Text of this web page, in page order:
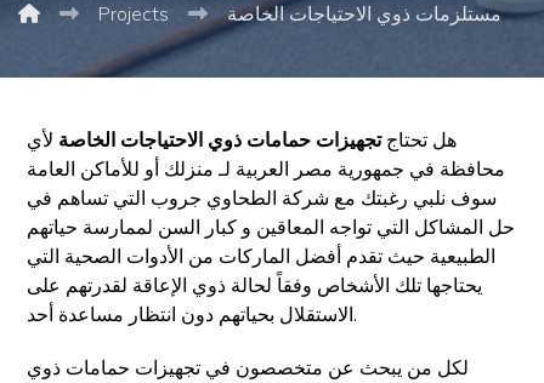
Projects مستلزمات ذوي الاحتياجات الخاصة
هل تحتاجتجهيزات حمامات ذوي الاحتياجات الخاصة لأي
محافظة في جمهورية مصر العربية لـ منزلك أو للأماكن العامة
سوف نلبي رغبتك مع شركة الطحاوي جروب التي تساهم في
حل المشاكل التي تواجه المعاقين و كبار السن لممارسة حياتهم
الطبيعية حيث تقدم أفضل الماركات من الأدوات الصحية التي
يحتاجها تلك الأشخاص وفقاً لحالة ذوي الإعاقة لقدرتهم على
الاستقلال بحياتهم دون انتظار مساعدة أحد.
لكل من يبحث عن متخصصون في تجهيزات حمامات ذوي